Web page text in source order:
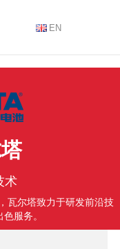
EN
术
，瓦尔塔致力于研发前沿技
服务。